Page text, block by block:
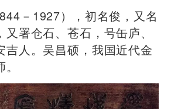
－1927），初名俊，又名
署仓石、苍石，号缶庐、
吉人。吴昌硕，我国近代金